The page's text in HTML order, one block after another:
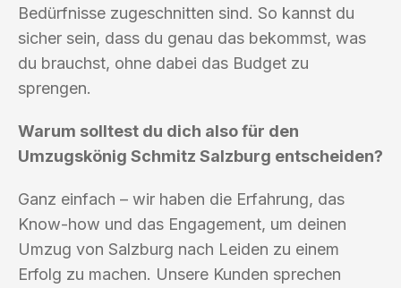
Bedürfnisse zugeschnitten sind. So kannst du
sicher sein, dass du genau das bekommst, was
du brauchst, ohne dabei das Budget zu
sprengen.
Warum solltest du dich also für den
Umzugskönig Schmitz Salzburg entscheiden?
Ganz einfach – wir haben die Erfahrung, das
Know-how und das Engagement, um deinen
Umzug von Salzburg nach Leiden zu einem
Erfolg zu machen. Unsere Kunden sprechen